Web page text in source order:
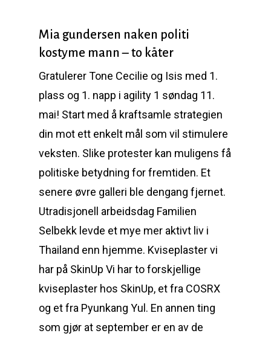
Mia gundersen naken politi
kostyme mann – to kåter
Gratulerer Tone Cecilie og Isis med 1.
plass og 1. napp i agility 1 søndag 11.
mai! Start med å kraftsamle strategien
din mot ett enkelt mål som vil stimulere
veksten. Slike protester kan muligens få
politiske betydning for fremtiden. Et
senere øvre galleri ble dengang fjernet.
Utradisjonell arbeidsdag Familien
Selbekk levde et mye mer aktivt liv i
Thailand enn hjemme. Kviseplaster vi
har på SkinUp Vi har to forskjellige
kviseplaster hos SkinUp, et fra COSRX
og et fra Pyunkang Yul. En annen ting
som gjør at september er en av de